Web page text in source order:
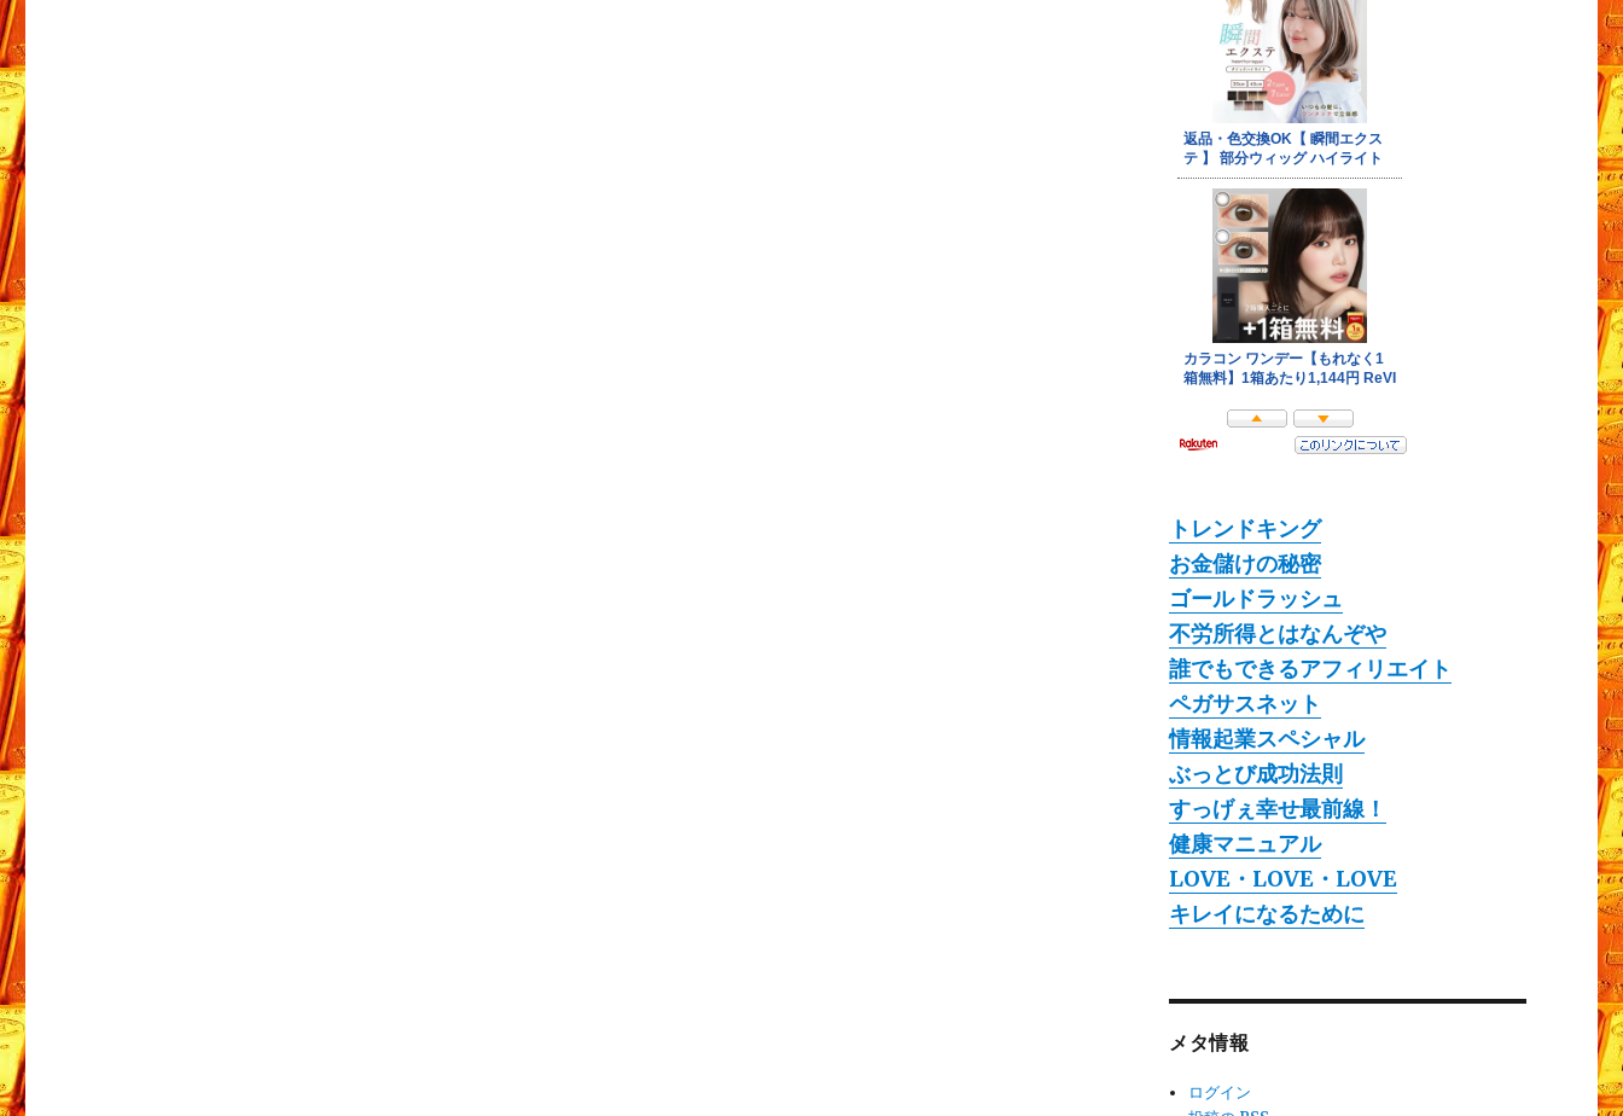
トレンドキング
お金儲けの秘密
ゴールドラッシュ
不労所得とはなんぞや
誰でもできるアフィリエイト
ペガサスネット
情報起業スペシャル
ぶっとび成功法則
すっげぇ幸せ最前線！
健康マニュアル
LOVE・LOVE・LOVE
キレイになるために
メタ情報
ログイン